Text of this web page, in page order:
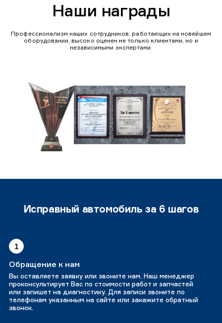
Наши награды
Профессионализм наших сотрудников, работающих на новейшем
оборудовании, высоко оценен не только клиентами, но и
независимыми экспертами.
Исправный автомобиль за 6 шагов
1
Обращение к нам
Вы оставляете заявку или звоните нам. Наш менеджер
проконсультирует Вас по стоимости работ и запчастей
или запишет на диагностику. Для записи звоните по
телефонам указанным на сайте или закажите обратный
звонок.